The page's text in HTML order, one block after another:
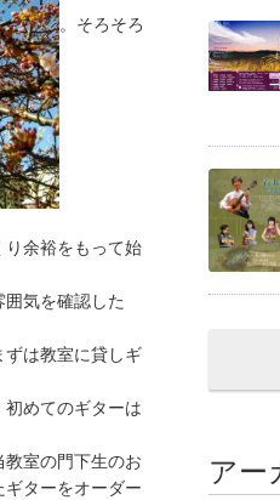
。そろそろ
り余裕をもって始
気を確認した
は教室に貸しギ
めてのギターは
室の門下生のお
ターをオーダー
アー